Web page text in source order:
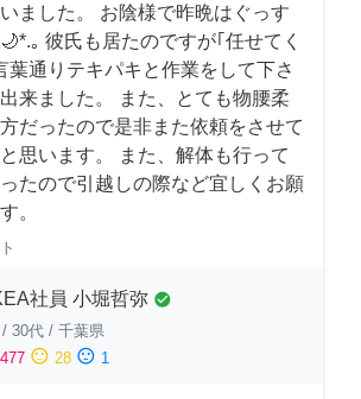
ました。 お陰様で昨晩はぐっす
｡ 彼氏も居たのですが｢任せてく
葉通りテキパキと作業をして下さ
来ました。 また、とても物腰柔
だったので是非また依頼をさせて
思います。 また、解体も行って
たので引越しの際など宜しくお願
。
社員 小堀哲弥 check_circle
/ 30代 / 千葉県
sentiment_neutral 28 sentiment_dissatisfied 1